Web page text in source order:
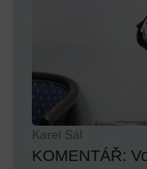
Karel Sál
KOMENTÁŘ: